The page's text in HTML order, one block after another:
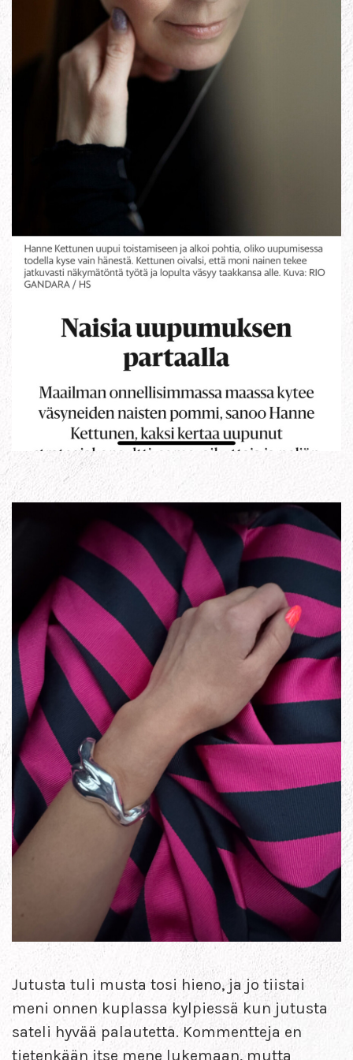
Jutusta tuli musta tosi hieno, ja jo tiistai
meni onnen kuplassa kylpiessä kun jutusta
sateli hyvää palautetta. Kommentteja en
tietenkään itse mene lukemaan, mutta